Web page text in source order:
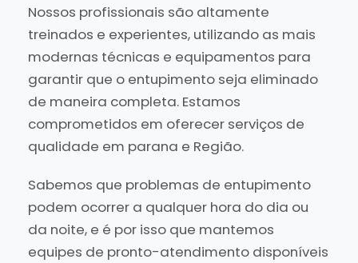
Nossos profissionais são altamente
treinados e experientes, utilizando as mais
modernas técnicas e equipamentos para
garantir que o entupimento seja eliminado
de maneira completa. Estamos
comprometidos em oferecer serviços de
qualidade em parana e Região.
Sabemos que problemas de entupimento
podem ocorrer a qualquer hora do dia ou
da noite, e é por isso que mantemos
equipes de pronto-atendimento disponíveis